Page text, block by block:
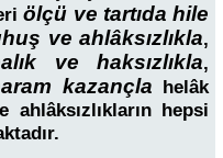
ölçü ve tartıda hile
ve ahlâksızlıkla,
ve haksızlıkla,
kazançla helâk
ahlâksızlıkların hepsi